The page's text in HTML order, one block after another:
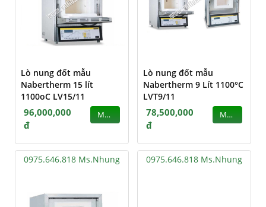
Lò nung đốt mẫu
Nabertherm 15 lít
1100oC LV15/11
96,000,000
đ
MUA
Lò nung đốt mẫu
Nabertherm 9 Lít 1100°C
LVT9/11
78,500,000
đ
MUA
0975.646.818 Ms.Nhung 0975.646.818 Ms.Nhung